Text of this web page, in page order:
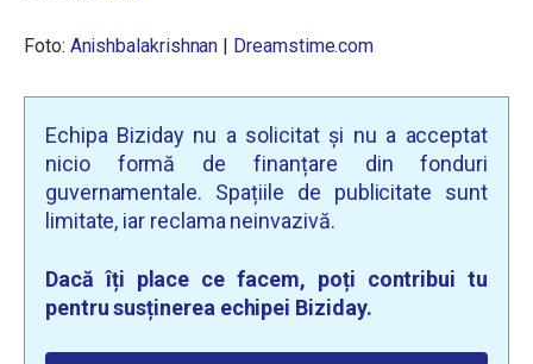
Foto: Anishbalakrishnan | Dreamstime.com
Echipa Biziday nu a solicitat și nu a acceptat
nicio formă de finanțare din fonduri
guvernamentale. Spațiile de publicitate sunt
limitate, iar reclama neinvazivă.
Dacă îți place ce facem, poți contribui tu
pentru susținerea echipei Biziday.